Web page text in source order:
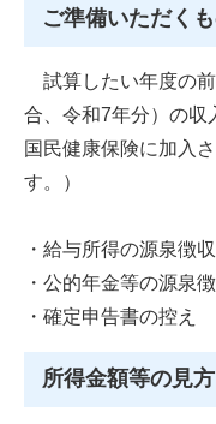
ご準備いただく
試算したい年度の
合、令和7年分）の収
国民健康保険に加入
す。）
・給与所得の源泉徴
・公的年金等の源泉
・確定申告書の控え
所得金額等の見方